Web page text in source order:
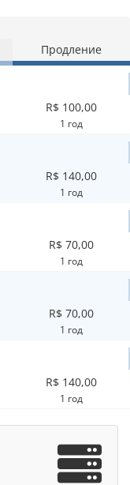
Продление
R$ 100,00
1 год
R$ 140,00
1 год
R$ 70,00
1 год
R$ 70,00
1 год
R$ 140,00
1 год